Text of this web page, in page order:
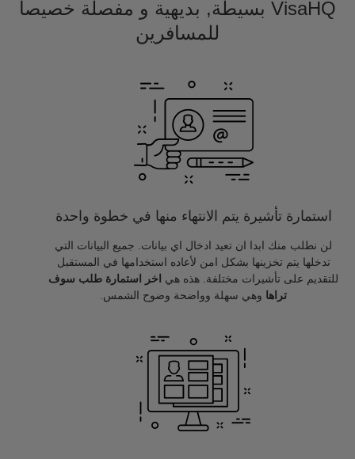
VisaHQ بسيطة, بديهية و مفصلة خصيصا
للمسافرين
استمارة تأشيرة يتم الانتهاء منها في خطوة واحدة
لن نطلب منك ابدا ان تعيد ادخال اي بيانات. جميع البيانات التي
تدخلها يتم تخزينها بشكل امن لأعاده استخدامها في المستقبل
للتقديم على تأشيرات مختلفة. هذه هي
اخر استمارة طلب سوف
تراها وهي سهلة وواضحة وضوح الشمس.